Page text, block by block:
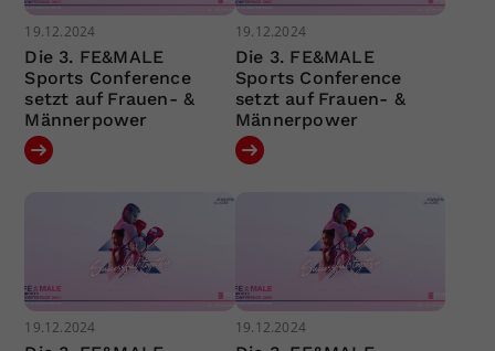
19.12.2024
Die 3. FE&MALE
Sports Conference
setzt auf Frauen- &
Männerpower
19.12.2024
Die 3. FE&MALE
Sports Conference
setzt auf Frauen- &
Männerpower
19.12.2024 19.12.2024